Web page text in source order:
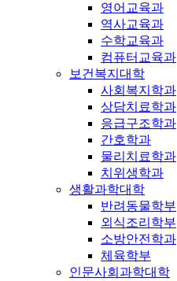
영어교육과
역사교육과
수학교육과
컴퓨터교육과
보건복지대학
사회복지학과
상담치료학과
응급구조학과
간호학과
물리치료학과
치위생학과
생활과학대학
반려동물학부
외식조리학부
소방안전학과
체육학부
인문사회과학대학